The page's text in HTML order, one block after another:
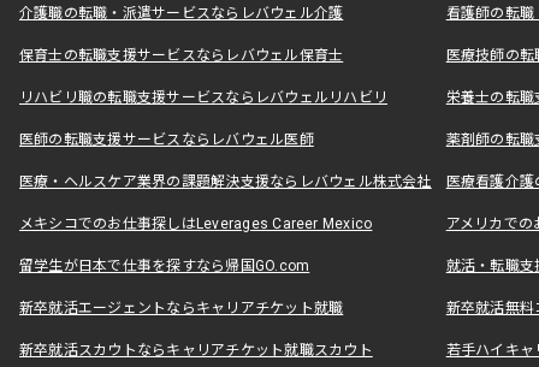
介護職の転職・派遣サービスならレバウェル介護 看護師の転
保育士の転職支援サービスならレバウェル保育士 医療技師の
リハビリ職の転職支援サービスならレバウェルリハビリ 栄養士の転
医師の転職支援サービスならレバウェル医師 薬剤師の転
医療・ヘルスケア業界の課題解決支援ならレバウェル株式会社 医療看護介
メキシコでのお仕事探しはLeverages Career Mexico アメリカで
留学生が日本で仕事を探すなら帰国GO.com 就活・転職
新卒就活エージェントならキャリアチケット就職 新卒就活無料
新卒就活スカウトならキャリアチケット就職スカウト 若手ハイキ